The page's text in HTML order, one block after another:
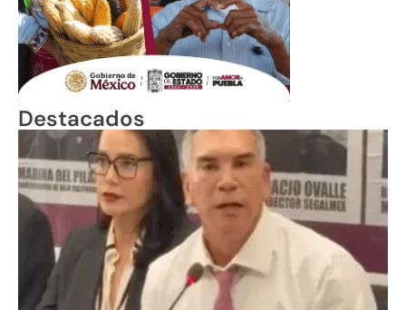
Destacados